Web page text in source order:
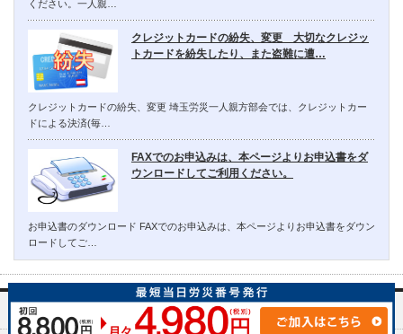
ください。一人親…
クレジットカードの紛失、変更 大切なクレジッ
トカードを紛失したり、また盗難に遭…
クレジットカードの紛失、変更 埼玉労災一人親方部会では、クレジットカー
ドによる決済(毎…
FAXでのお申込みは、本ページよりお申込書をダ
ウンロードしてご利用ください。
お申込書のダウンロード FAXでのお申込みは、本ページよりお申込書をダウン
ロードしてご…
埼玉労災一人親方部会について